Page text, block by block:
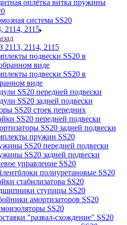
оплётка витка пружины
система SS20
2114, 2115
2113, 2114, 2115
подвески SS20 в
виде
подвески SS20 в
виде
SS20 передней подвески
SS20 задней подвески
SS20 стоек передних
SS20 передней подвески
SS20 задней подвески
пружин SS20
SS20 передней подвески
SS20 задней подвески
управление SS20
полиуретановые SS20
стабилизатора SS20
ступицы SS20
амортизаторов SS20
SS20
"развал-схождение" SS20